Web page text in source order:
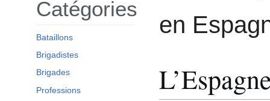
Catégories
Bataillons
Brigadistes
Brigades
Professions
en